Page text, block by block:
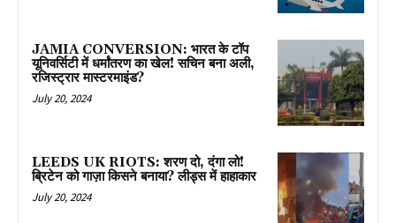
JAMIA CONVERSION: भारत के टॉप
यूनिवर्सिटी में धर्मांतरण का खेल! सचिन बना अली,
रजिस्ट्रार मास्टरमाइंड?
July 20, 2024
LEEDS UK RIOTS: शरण दो, दंगा लो!
ब्रिटेन को गाज़ा किसने बनाया? लीड्स में हाहाकार
July 20, 2024